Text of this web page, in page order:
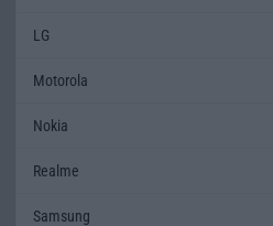
LG
Motorola
Nokia
Realme
Samsung